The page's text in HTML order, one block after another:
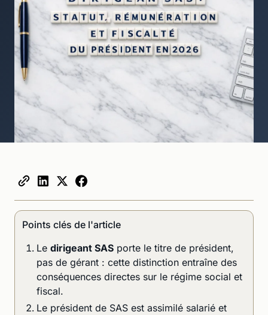
Points clés de l'article
Le dirigeant SAS porte le titre de président,
pas de gérant : cette distinction entraîne des
conséquences directes sur le régime social et
fiscal.
Le président de SAS est assimilé salarié et